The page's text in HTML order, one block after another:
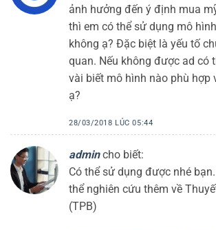
ảnh hưởng đến ý định mua
thì em có thể sử dụng mô
không ạ? Đặc biệt là yếu tố
quan. Nếu không được ad có
vài biết mô hình nào phù hợp
ạ?
28/03/2018 LÚC 05:44
admin cho biết:
Có thể sử dụng được nhé
thể nghiên cứu thêm về
(TPB)